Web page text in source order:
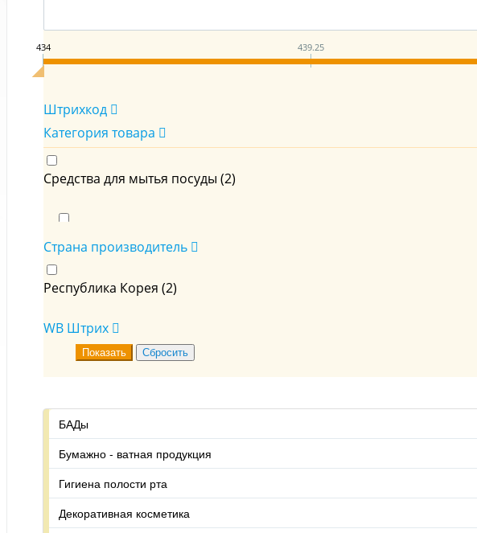
434 439.25
Штрихкод
Категория товара
Средства для мытья посуды (2)
Страна производитель
Республика Корея (2)
WB Штрих
БАДы
Бумажно - ватная продукция
Гигиена полости рта
Декоративная косметика